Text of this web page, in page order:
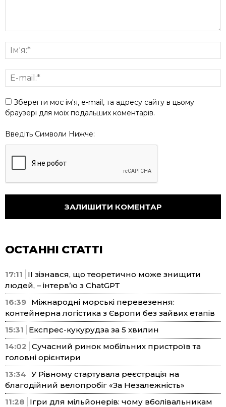
Зберегти моє ім'я, e-mail, та адресу сайту в цьому
браузері для моїх подальших коментарів.
Введіть Символи Нижче:
ОСТАННІ СТАТТІ
17:11
ІІ зізнався, що теоретично може знищити
людей, – інтерв’ю з ChatGPT
16:39 Міжнародні морські перевезення:
контейнерна логістика з Європи без зайвих етапів
15:31
Експрес-кукурудза за 5 хвилин
14:02 Сучасний ринок мобільних пристроїв та
головні орієнтири
13:34 У Рівному стартувала реєстрація на
благодійний велопробіг «За Незалежність»
11:28
Ігри для мільйонерів: чому вболівальникам